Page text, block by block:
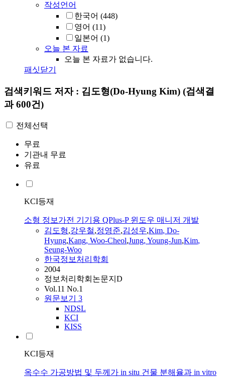
작성언어
한국어 (448)
영어 (11)
일본어 (1)
오늘 본 자료
오늘 본 자료가 없습니다.
패싯닫기
검색키워드 저자 : 김도형(Do-Hyung Kim) (검색결
과 600건)
전체선택
무료
기관내 무료
유료
KCI등재
소형 정보가전 기기용 QPlus-P 윈도우 매니저 개발
김도형,강우철,정영준,김성우,Kim, Do-
Hyung,Kang, Woo-Cheol,Jung, Young-Jun,Kim,
Seung-Woo
한국정보처리학회
2004
정보처리학회논문지D
Vol.11 No.1
원문보기 3
NDSL
KCI
KISS
KCI등재
옥수수 가공방법 및 두께가 in situ 건물 분해율과 in vitro